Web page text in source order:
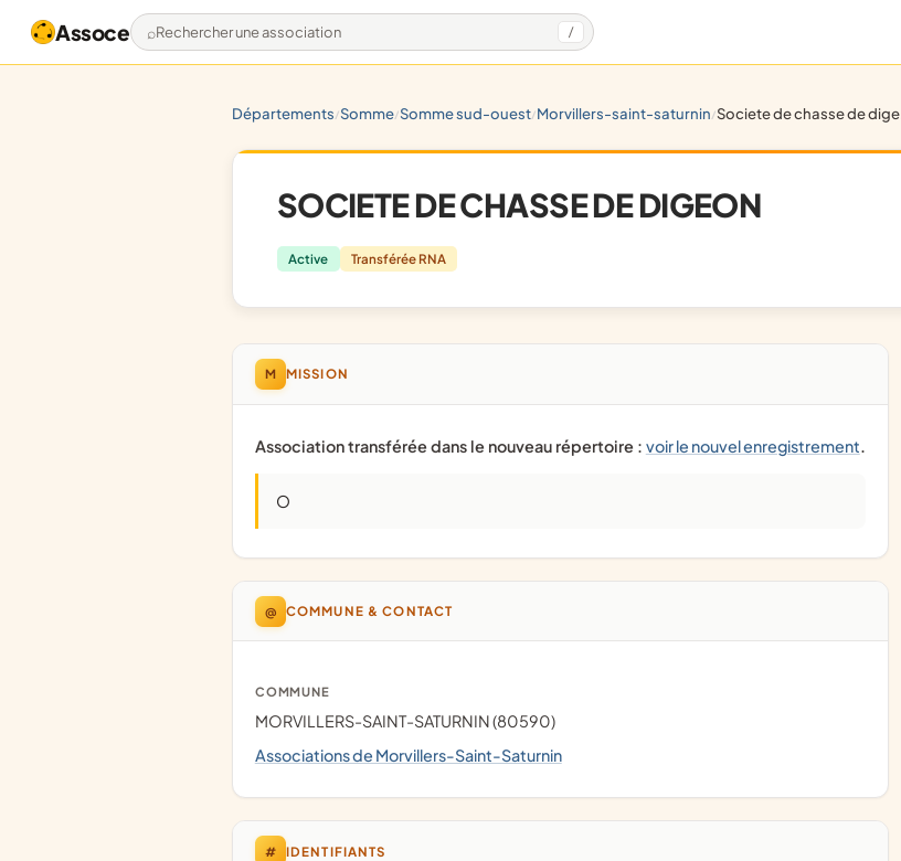
Assoce Rechercher une association /
départements/ somme/ somme sud-ouest/ morvillers-saint-saturnin/ societe de chasse de digeon
SOCIETE DE CHASSE DE DIGEON
Active Transférée RNA
M MISSION
Association transférée dans le nouveau répertoire : voir le nouvel enregistrement.
O
@ COMMUNE & CONTACT
COMMUNE
MORVILLERS-SAINT-SATURNIN (80590)
Associations de Morvillers-Saint-Saturnin
# IDENTIFIANTS